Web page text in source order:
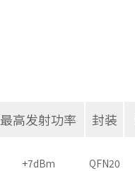
最高发射功率 封装
+7dBm QFN20